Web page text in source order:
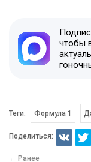
чтобы
Теги: Формула 1
Поделиться:
← Ранее